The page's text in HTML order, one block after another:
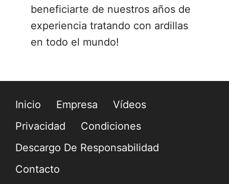
beneficiarte de nuestros años de
experiencia tratando con ardillas
en todo el mundo!
Inicio Empresa
Vídeos
Privacidad
Condiciones
Descargo De Responsabilidad
Contacto